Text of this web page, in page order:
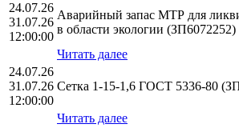
24.07.26
31.07.26
12:00:00
Аварийный запас МТР для
в области экологии (ЗП6072252)
Читать далее
24.07.26
31.07.26
12:00:00
Сетка 1-15-1,6 ГОСТ 5336-80
Читать далее